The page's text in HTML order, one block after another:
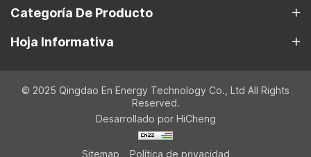
Categoría De Producto
Hoja Informativa
© 2025 Qingdao En Energy Technology Co., Ltd All Rights
Reserved.
Desarrollado por HiCheng
Sitemap Política de privacidad